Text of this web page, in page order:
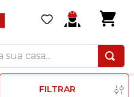
casa...
FILTRAR